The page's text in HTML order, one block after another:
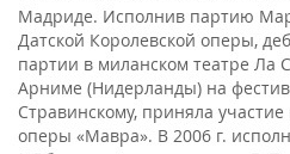
Мадриде. Исполнив партию
Датской Королевской оперы,
партии в миланском театре Ла
Арниме (Нидерланды) на
Стравинскому, приняла
оперы «Мавра». В 2006 г.